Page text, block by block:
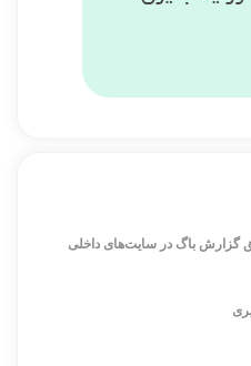
گزارش باگ در سایت‌های داخلی